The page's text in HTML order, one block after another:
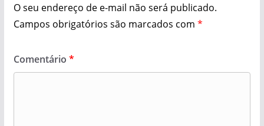
O seu endereço de e-mail não será publicado.
Campos obrigatórios são marcados com *
Comentário *